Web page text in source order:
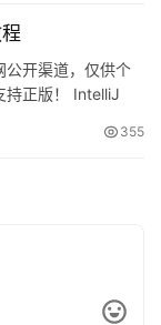
公开渠道，仅供个
持正版！ IntelliJ
部高级功能，适用
355